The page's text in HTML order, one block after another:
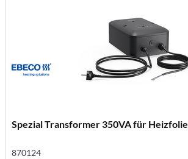
Spezial Transformer 350VA für Heizfolie
870124